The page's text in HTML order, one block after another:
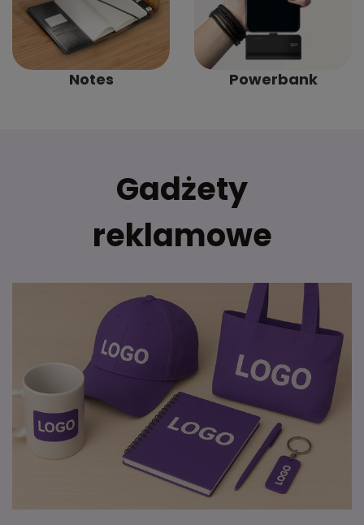
Notes Powerbank
Gadżety
reklamowe